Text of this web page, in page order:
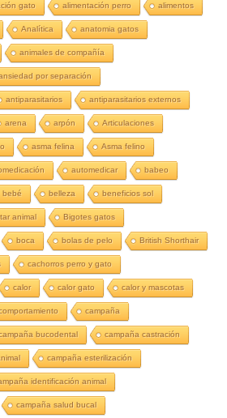
gato alimentación perro alimentos
Analítica anatomia gatos
animales de compañía
por separación
antiparasitarios antiparasitarios externos
arena arpón Articulaciones
asma felina Asma felino
automedicar babeo
bebé belleza beneficios sol
animal Bigotes gatos
boca bolas de pelo British Shorthair
cachorros perro y gato
calor calor gato calor y mascotas
campaña
bucodental campaña castración
campaña esterilización
identificación animal
campaña salud bucal